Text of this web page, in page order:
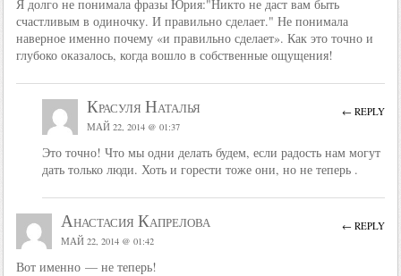
Я долго не понимала фразы Юрия:"Никто не даст вам быть
счастливым в одиночку. И правильно сделает." Не понимала
наверное именно почему «и правильно сделает». Как это точно и
глубоко оказалось, когда вошло в собственные ощущения!
Красуля Наталья
МАЙ 22, 2014 @ 01:37
Это точно! Что мы одни делать будем, если радость нам могут
дать только люди. Хоть и горести тоже они, но не теперь .
← REPLY
Анастасия Капрелова
МАЙ 22, 2014 @ 01:42
Вот именно — не теперь!
← REPLY